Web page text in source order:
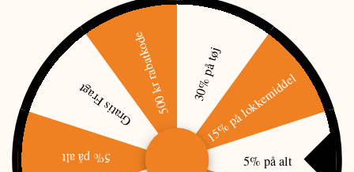
Patented Pure Beam fokuseringsteknologi og fire output
muligheder: mellem, høj, lav og COAST’s mega-bright Turbo Mode.
Designet til at løse lys udfordringer fra enhver vinkel, lygten kan let
afmonteres fra pande stroppen og monteringsbeslaget og bruges
som håndholdt lommelygte med en indbygget magnetisk base til
fastgørelse til metalliske overflader. Nemt at se strømstatus med
batterilevetidsindikatoren og genoplad ved behov med den
indbyggede ProTek™ opladningsport.
30% på tøj
15% på lokkemiddel
5% på alt
5% på alt
Gratis Fragt500 kr rabatkode